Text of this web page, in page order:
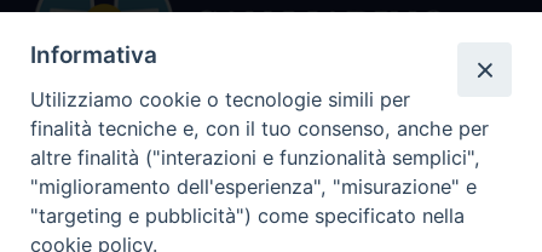
Centralino Curia Vescovile
0541 913711
Indirizzo
Informativa
Utilizziamo cookie o tecnologie simili per
finalità tecniche e, con il tuo consenso, anche per
altre finalità ("interazioni e funzionalità semplici",
"miglioramento dell'esperienza", "misurazione" e
"targeting e pubblicità") come specificato nella
cookie policy.